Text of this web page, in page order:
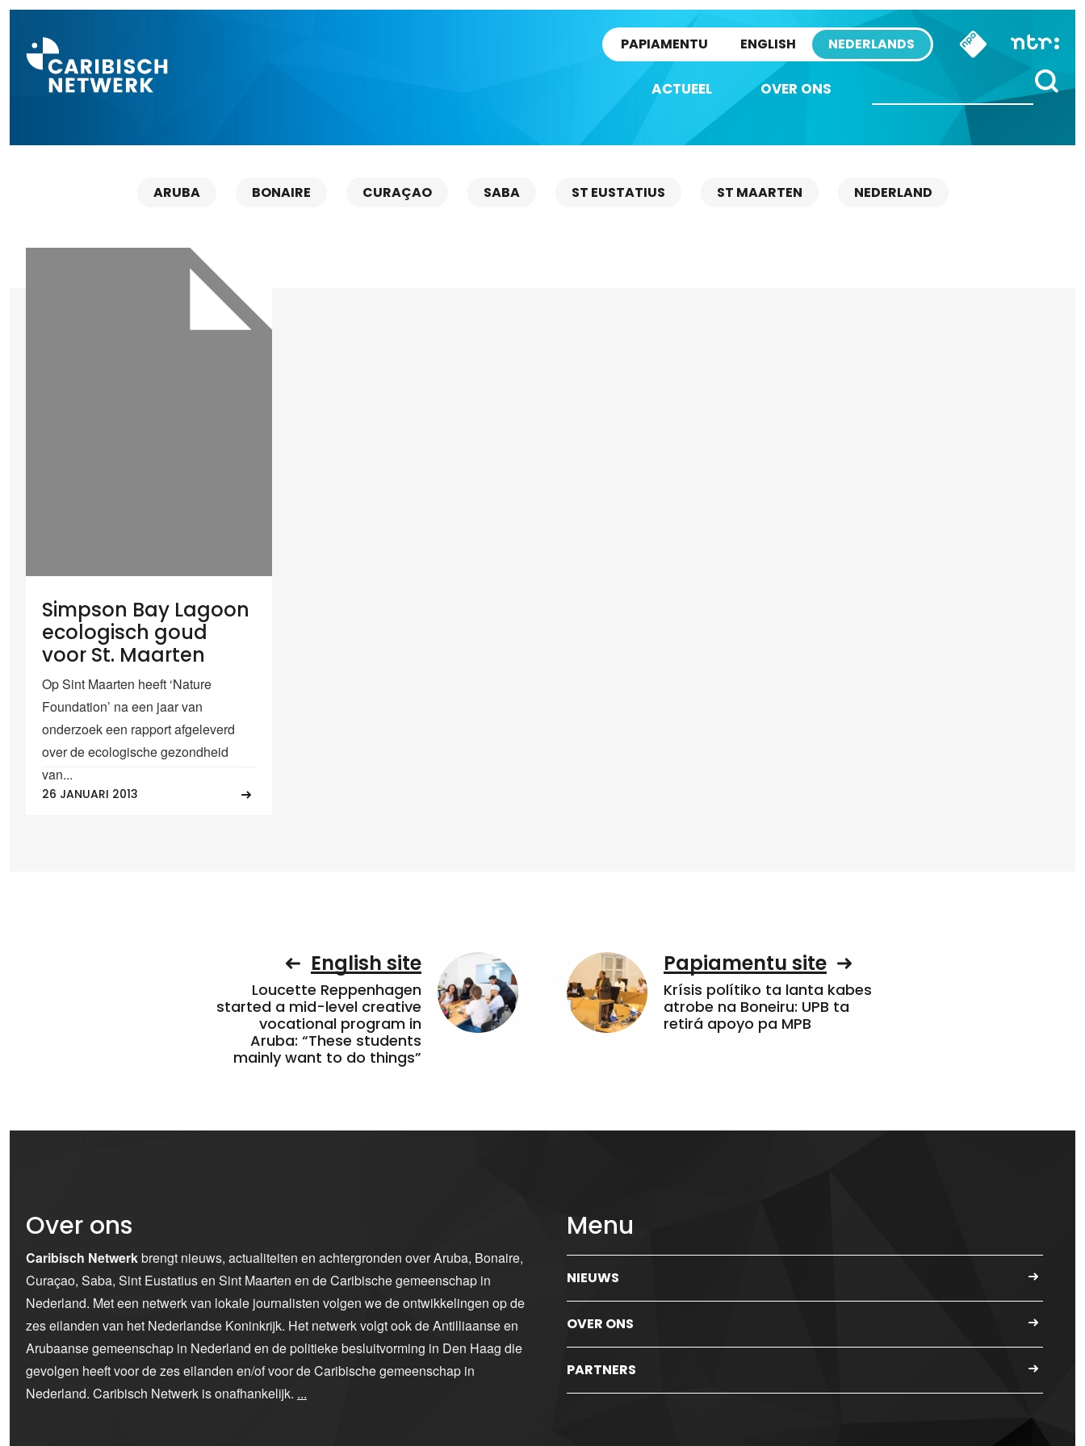
PAPIAMENTU ENGLISH NEDERLANDS
ACTUEEL OVER ONS
ARUBA BONAIRE CURAÇAO SABA ST EUSTATIUS ST MAARTEN NEDERLAND
Simpson Bay Lagoon
ecologisch goud
voor St. Maarten
Op Sint Maarten heeft ‘Nature
Foundation’ na een jaar van
onderzoek een rapport afgeleverd
over de ecologische gezondheid
van...
26 JANUARI 2013
English site
Loucette Reppenhagen
started a mid-level creative
vocational program in
Aruba: “These students
mainly want to do things”
Papiamentu site
Krísis polítiko ta lanta kabes
atrobe na Boneiru: UPB ta
retirá apoyo pa MPB
Over ons
Caribisch Netwerkbrengt nieuws, actualiteiten en achtergronden over Aruba, Bonaire,
Curaçao, Saba, Sint Eustatius en Sint Maarten en de Caribische gemeenschap in
Nederland. Met een netwerk van lokale journalisten volgen we de ontwikkelingen op de
zes eilanden van het Nederlandse Koninkrijk. Het netwerk volgt ook de Antilliaanse en
Arubaanse gemeenschap in Nederland en de politieke besluitvorming in Den Haag die
gevolgen heeft voor de zes eilanden en/of voor de Caribische gemeenschap in
Nederland. Caribisch Netwerk is onafhankelijk. ...
Menu
NIEUWS
OVER ONS
PARTNERS